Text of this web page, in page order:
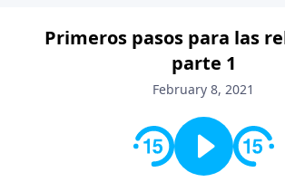
Primeros pasos para las
parte 1
February 8, 2021